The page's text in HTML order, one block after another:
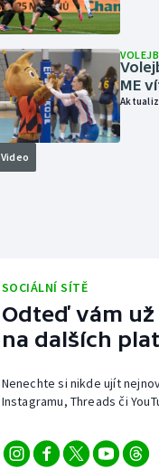
Video
ME
SOCIÁLNÍ SÍTĚ
Odteď vám
na dalších
Nenechte si nikde ujít
Instagramu, Threads či